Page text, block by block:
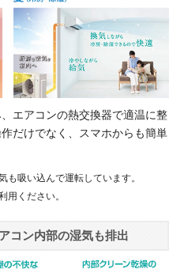
エアコンの熱交換器で適温に整
だけでなく、スマホからも簡単
吸い込んで運転しています。
用ください。
コン内部の湿気も排出